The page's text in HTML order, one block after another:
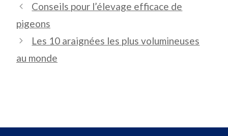
Conseils pour l’élevage efficace de
pigeons
Les 10 araignées les plus volumineuses
au monde